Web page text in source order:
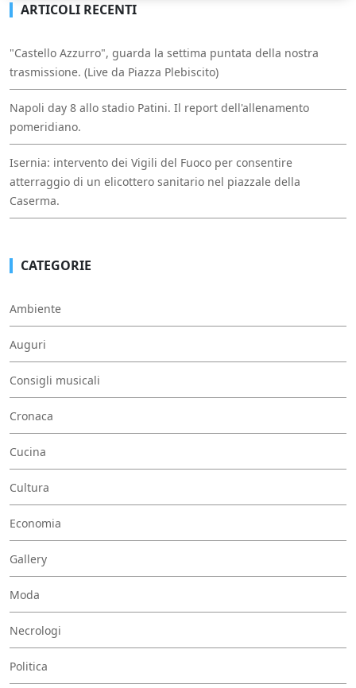
ARTICOLI RECENTI
"Castello Azzurro", guarda la settima puntata della nostra
trasmissione. (Live da Piazza Plebiscito)
Napoli day 8 allo stadio Patini. Il report dell'allenamento
pomeridiano.
Isernia: intervento dei Vigili del Fuoco per consentire
atterraggio di un elicottero sanitario nel piazzale della
Caserma.
CATEGORIE
Ambiente
Auguri
Consigli musicali
Cronaca
Cucina
Cultura
Economia
Gallery
Moda
Necrologi
Politica